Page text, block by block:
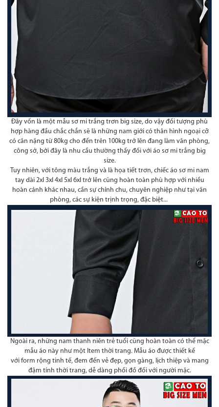
Đây vốn là một mẫu sơ mi trắng trơn big size, do vậy đối tượng phù
hợp hàng đầu chắc chắn sẽ là những nam giới có thân hình ngoại cỡ
có cân nặng từ 80kg cho đến trên 100kg trở lên đang làm văn phòng,
công sở, bởi đây là nhu cầu thường thấy đối với áo sơ mi trắng big
size.
Tuy nhiên, với tông màu trắng và là họa tiết trơn, chiếc áo sơ mi nam
tay dài 2xl 3xl 4xl 5xl 6xl trở lên cũng hoàn toàn phù hợp với nhiều
hoàn cảnh khác nhau, cần sự chỉnh chu, chuyên nghiệp như tại văn
phòng, các sự kiện trịnh trọng, đặc biệt...
Ngoài ra, những nam thanh niên trẻ tuổi cũng hoàn toàn có thể mặc
mẫu áo này như một Item thời trang. Mẫu áo được thiết kế
với form rộng tinh tế, đem đến vẻ đẹp, gọn gàng, lịch thiệp và mang
đậm tính thời trang, dễ dàng phối đồ đối với người mặc.